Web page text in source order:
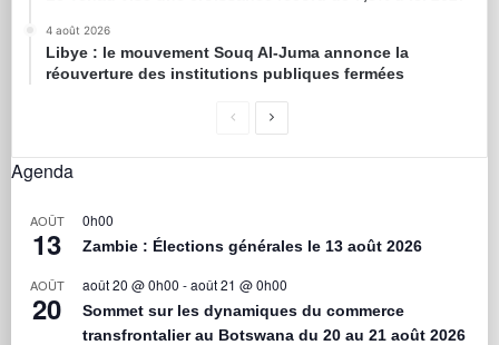
4 août 2026
Libye : le mouvement Souq Al-Juma annonce la
réouverture des institutions publiques fermées
Agenda
AOÛT
13
0h00
Zambie : Élections générales le 13 août 2026
AOÛT
20
août 20 @ 0h00 -août 21 @ 0h00
Sommet sur les dynamiques du commerce
transfrontalier au Botswana du 20 au 21 août 2026